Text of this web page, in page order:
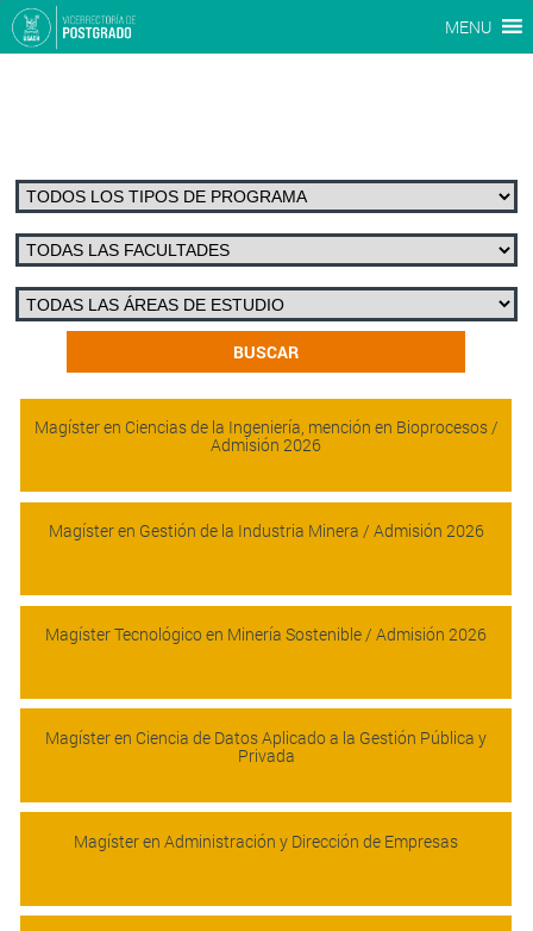
MENU
Magíster en Ciencias de la Ingeniería, mención en Bioprocesos /
Admisión 2026
Magíster en Gestión de la Industria Minera / Admisión 2026
Magíster Tecnológico en Minería Sostenible / Admisión 2026
Magíster en Ciencia de Datos Aplicado a la Gestión Pública y
Privada
Magíster en Administración y Dirección de Empresas